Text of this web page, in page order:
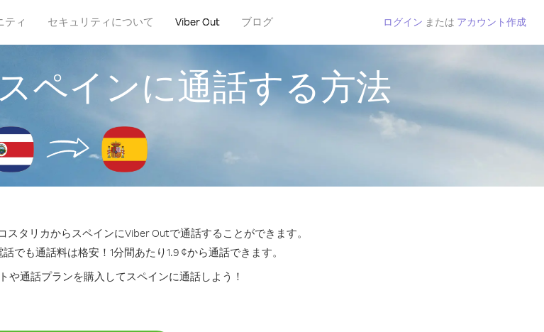
ティ セキュリティについて Viber Out ブログ ログイン または アカウント作成
ペインに通話する方法
タリカからスペインにViber Outで通話することができます。
でも通話料は格安！1分間あたり1.9 ¢から通話できます。
や通話プランを購入してスペインに通話しよう！